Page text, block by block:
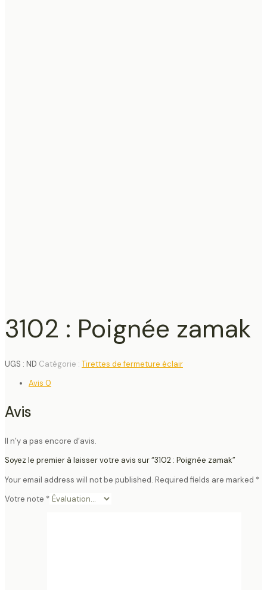
3102 : Poignée zamak
UGS : ND Catégorie : Tirettes de fermeture éclair
Avis 0
Avis
Il n’y a pas encore d’avis.
Soyez le premier à laisser votre avis sur “3102 : Poignée zamak”
Your email address will not be published. Required fields are marked *
Votre note *